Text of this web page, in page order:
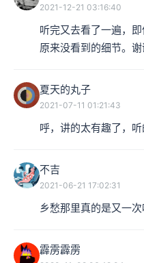
2021-12-21 03:16:40
听完又去看了一遍，
原来没看到的细节。
夏天的丸子
2021-07-11 01:21:43
呼，讲的太有趣了，
不吉
2021-06-21 17:02:31
乡愁那里真的是又一次
霹雳霹雳